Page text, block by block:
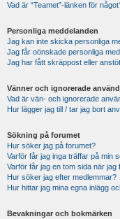
Vad är “Teamet”-länken för
Personliga meddelanden
Jag kan inte skicka personliga
Jag får oönskade personliga
Jag har fått skräppost eller
Vänner och ignorerade
Vad är vän- och ignorerade
Hur lägger jag till / tar jag bort
Sökning på forumet
Hur söker jag på forumet?
Varför får jag inga träffar på min
Varför får jag en tom sida när
Hur söker jag efter medlemmar?
Hur hittar jag mina egna inlägg
Bevakningar och bokmärken